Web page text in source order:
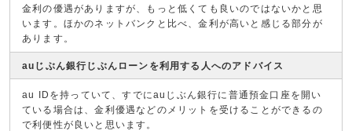
金利の優遇がありますが、もっと低くても良いのではないかと思
います。ほかのネットバンクと比べ、金利が高いと感じる部分が
あります。
auじぶん銀行じぶんローンを利用する人へのアドバイス
au IDを持っていて、すでにauじぶん銀行に普通預金口座を開い
ている場合は、金利優遇などのメリットを受けることができるの
で利便性が良いと思います。